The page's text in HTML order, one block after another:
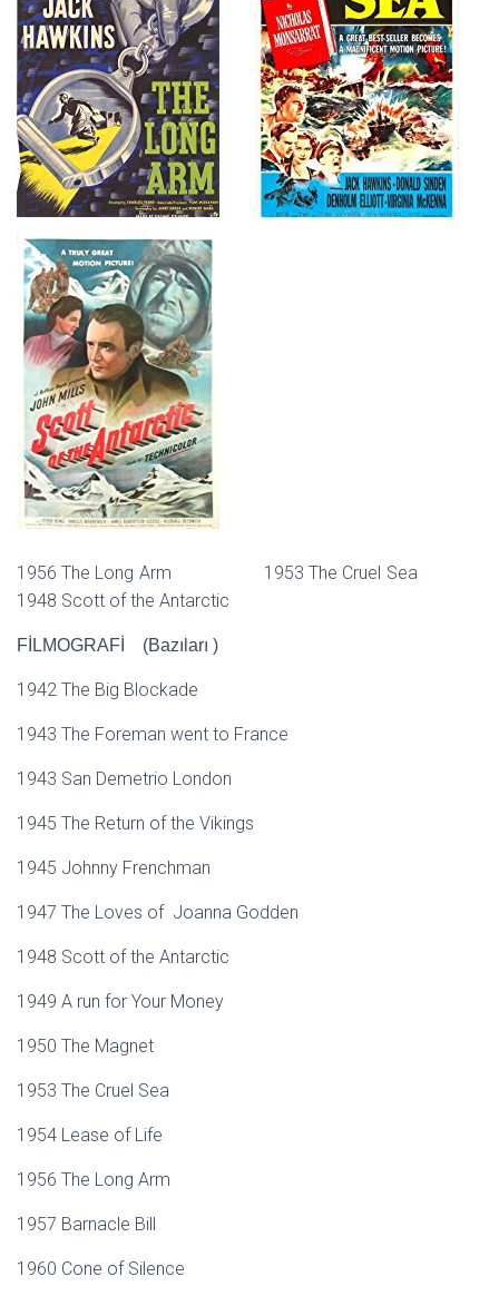
1956 The Long Arm 1953 The Cruel Sea
1948 Scott of the Antarctic
FİLMOGRAFİ (Bazıları )
1942 The Big Blockade
1943 The Foreman went to France
1943 San Demetrio London
1945 The Return of the Vikings
1945 Johnny Frenchman
1947 The Loves of Joanna Godden
1948 Scott of the Antarctic
1949 A run for Your Money
1950 The Magnet
1953 The Cruel Sea
1954 Lease of Life
1956 The Long Arm
1957 Barnacle Bill
1960 Cone of Silence